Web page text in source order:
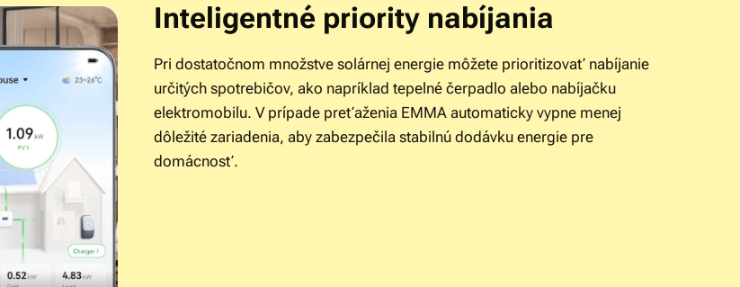
Inteligentné priority nabíjania
Pri dostatočnom množstve solárnej energie môžete prioritizovať nabíjanie
určitých spotrebičov, ako napríklad tepelné čerpadlo alebo nabíjačku
elektromobilu. V prípade preťaženia EMMA automaticky vypne menej
dôležité zariadenia, aby zabezpečila stabilnú dodávku energie pre
domácnosť.